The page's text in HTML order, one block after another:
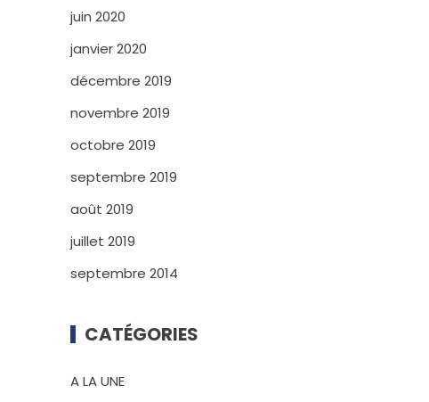
juin 2020
janvier 2020
décembre 2019
novembre 2019
octobre 2019
septembre 2019
août 2019
juillet 2019
septembre 2014
CATÉGORIES
A LA UNE